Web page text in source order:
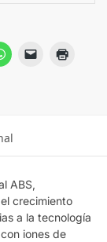
ABS,
crecimiento
a la tecnología
iones de